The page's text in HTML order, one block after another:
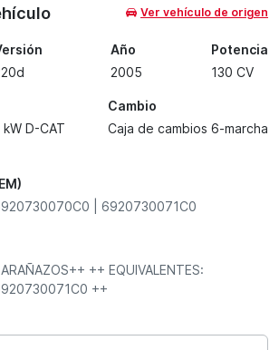
Ver vehículo de origen
Año
2005
Potencia
130 CV
D-CAT
Cambio
Caja de cambios 6-marcha
| 6920730071C0
++ EQUIVALENTES:
++